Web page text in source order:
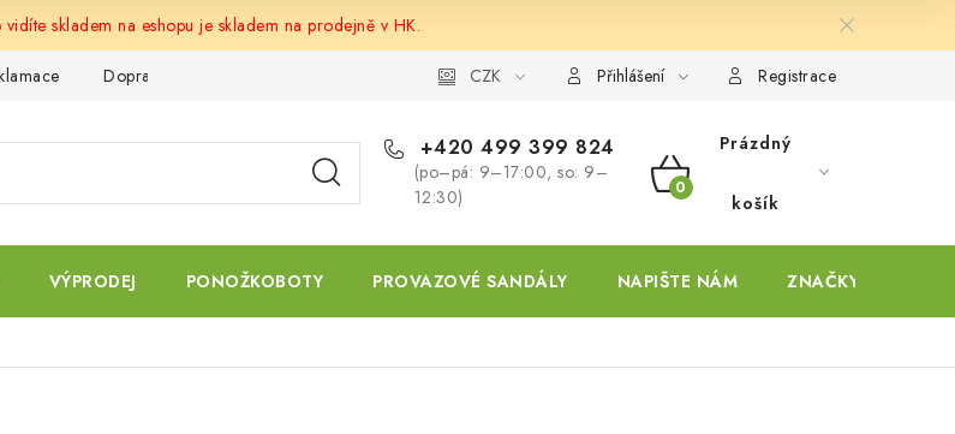
skladem na eshopu je skladem na prodejně v HK.
Doprava a platba CZK Přihlášení Registrace
+420 499 399 824
(po–pá: 9–17:00, so: 9–
12:30)
NÁKUPNÍ
KOŠÍK
Prázdný
košík
VÝPRODEJ PONOŽKOBOTY PROVAZOVÉ SANDÁLY NAPIŠTE NÁM ZNAČKY